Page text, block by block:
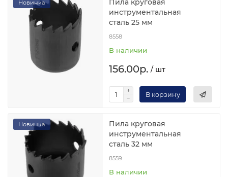
Новинка
Пила круговая
инструментальная
сталь 25 мм
8558
В наличии
156.00р. / шт
В корзину
Новинка
Пила круговая
инструментальная
сталь 32 мм
8559
В наличии